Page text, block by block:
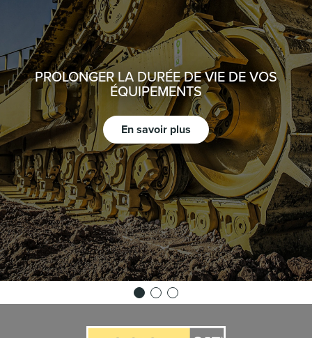
PROLONGER LA DURÉE DE VIE DE VOS
ÉQUIPEMENTS
En savoir plus